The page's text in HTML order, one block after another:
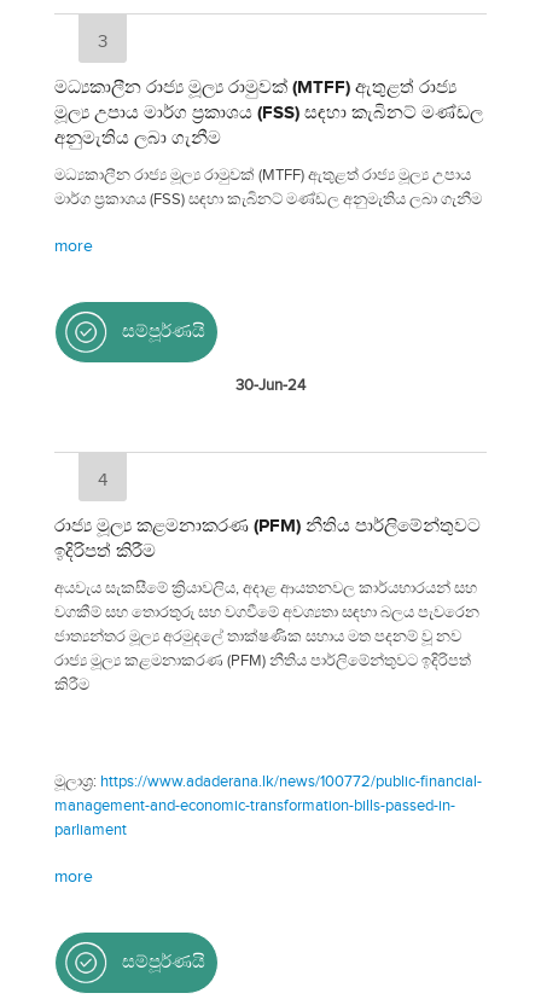
3
මධ්‍යකාලීන රාජ්‍ය මූල්‍ය රාමුවක් (MTFF) ඇතුළත් රාජ්‍ය
මූල්‍ය උපාය මාර්ග ප්‍රකාශය (FSS) සඳහා කැබිනට් මණ්ඩල
අනුමැතිය ලබා ගැනීම
මධ්‍යකාලීන රාජ්‍ය මූල්‍ය රාමුවක් (MTFF) ඇතුළත් රාජ්‍ය මූල්‍ය උපාය
මාර්ග ප්‍රකාශය (FSS) සඳහා කැබිනට් මණ්ඩල අනුමැතිය ලබා ගැනීම
more
සම්පූර්ණයි
30-Jun-24
4
රාජ්‍ය මූල්‍ය කළමනාකරණ (PFM) නීතිය පාර්ලිමේන්තුවට
ඉදිරිපත් කිරීම
අයවැය සැකසීමේ ක්‍රියාවලිය, අදාළ ආයතනවල කාර්යභාරයන් සහ
වගකීම් සහ තොරතුරු සහ වගවීමේ අවශ්‍යතා සඳහා බලය පැවරෙන
ජාත්‍යන්තර මූල්‍ය අරමුදලේ තාක්ෂණික සහාය මත පදනම් වූ නව
රාජ්‍ය මූල්‍ය කළමනාකරණ (PFM) නීතිය පාර්ලිමේන්තුවට ඉදිරිපත්
කිරීම
මූලාශ්‍ර: https://www.adaderana.lk/news/100772/public-financial-
management-and-economic-transformation-bills-passed-in-
parliament
more
සම්පූර්ණයි